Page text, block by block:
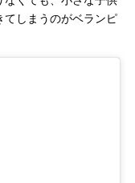
てしまうのがベランピ